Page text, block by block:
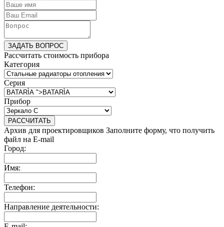
ЗАДАТЬ ВОПРОС
Рассчитать стоимость прибора
Категория
Серия
Прибор
РАССЧИТАТЬ
Архив для проектировщиков Заполните форму, что получить
файл на E-mail
Город:
Имя:
Телефон:
Направление деятельности: